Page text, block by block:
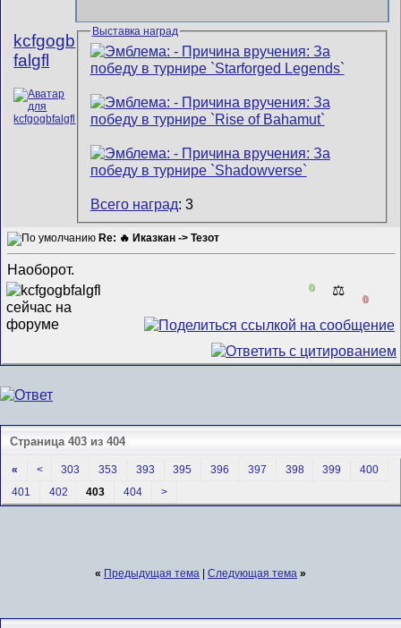
kcfgogb
falgfl
Выставка наград
Всего наград: 3
Re: 🔥 Иказкан -> Тезот
Наоборот.
0 ⚖️
0
Страница 403 из 404
« < 303 353 393 395 396 397 398 399
400
401
402 403 404 >
« Предыдущая тема Следующая тема »